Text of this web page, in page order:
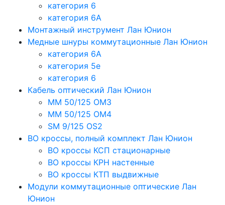
категория 6
категория 6A
Монтажный инструмент Лан Юнион
Медные шнуры коммутационные Лан Юнион
категория 6A
категория 5e
категория 6
Кабель оптический Лан Юнион
MM 50/125 OM3
MM 50/125 OM4
SM 9/125 OS2
ВО кроссы, полный комплект Лан Юнион
ВО кроссы КСП стационарные
ВО кроссы КРН настенные
ВО кроссы КТП выдвижные
Модули коммутационные оптические Лан
Юнион